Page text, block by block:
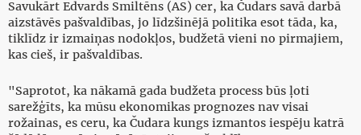
Savukārt Edvards Smiltēns (AS) cer, ka Čudars savā darbā
aizstāvēs pašvaldības, jo līdzšinējā politika esot tāda, ka,
tiklīdz ir izmaiņas nodokļos, budžetā vieni no pirmajiem,
kas cieš, ir pašvaldības.
"Saprotot, ka nākamā gada budžeta process būs ļoti
sarežģīts, ka mūsu ekonomikas prognozes nav visai
rožainas, es ceru, ka Čudara kungs izmantos iespēju katrā